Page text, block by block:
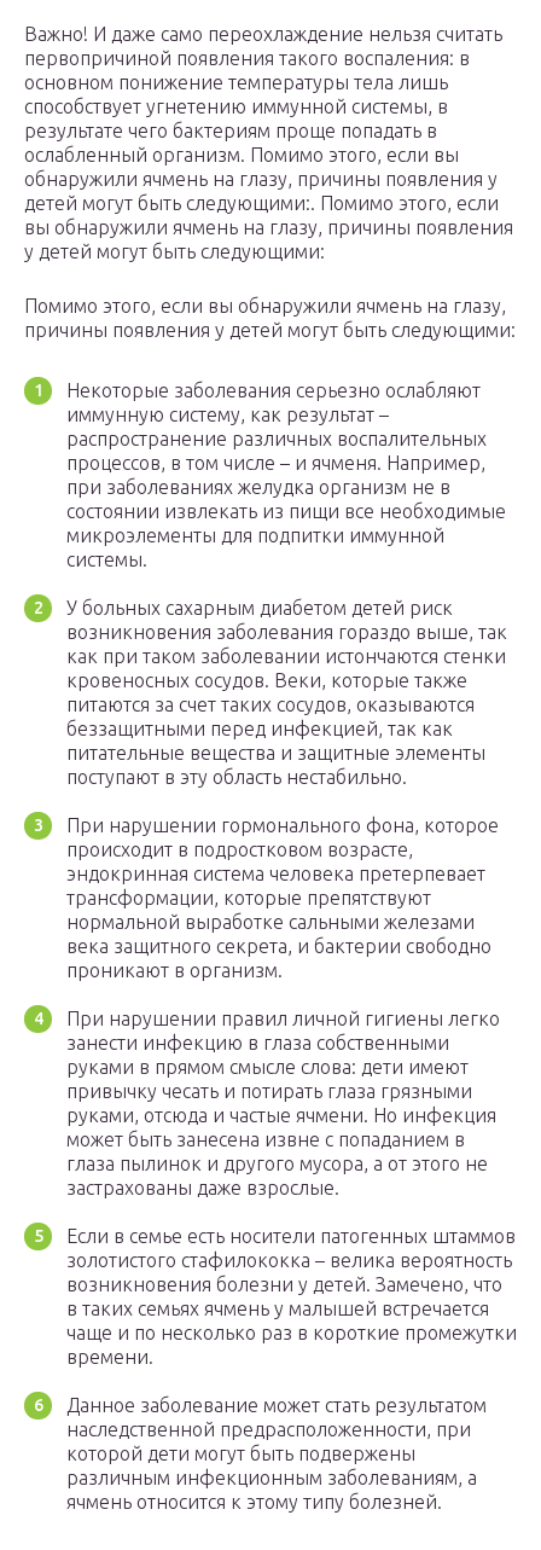
Важно! И даже само переохлаждение нельзя считать
первопричиной появления такого воспаления: в
основном понижение температуры тела лишь
способствует угнетению иммунной системы, в
результате чего бактериям проще попадать в
ослабленный организм. Помимо этого, если вы
обнаружили ячмень на глазу, причины появления у
детей могут быть следующими:. Помимо этого, если
вы обнаружили ячмень на глазу, причины появления
у детей могут быть следующими:
Помимо этого, если вы обнаружили ячмень на глазу,
причины появления у детей могут быть следующими:
Некоторые заболевания серьезно ослабляют
иммунную систему, как результат –
распространение различных воспалительных
процессов, в том числе – и ячменя. Например,
при заболеваниях желудка организм не в
состоянии извлекать из пищи все необходимые
микроэлементы для подпитки иммунной
системы.
У больных сахарным диабетом детей риск
возникновения заболевания гораздо выше, так
как при таком заболевании истончаются стенки
кровеносных сосудов. Веки, которые также
питаются за счет таких сосудов, оказываются
беззащитными перед инфекцией, так как
питательные вещества и защитные элементы
поступают в эту область нестабильно.
При нарушении гормонального фона, которое
происходит в подростковом возрасте,
эндокринная система человека претерпевает
трансформации, которые препятствуют
нормальной выработке сальными железами
века защитного секрета, и бактерии свободно
проникают в организм.
При нарушении правил личной гигиены легко
занести инфекцию в глаза собственными
руками в прямом смысле слова: дети имеют
привычку чесать и потирать глаза грязными
руками, отсюда и частые ячмени. Но инфекция
может быть занесена извне с попаданием в
глаза пылинок и другого мусора, а от этого не
застрахованы даже взрослые.
Если в семье есть носители патогенных штаммов
золотистого стафилококка – велика вероятность
возникновения болезни у детей. Замечено, что
в таких семьях ячмень у малышей встречается
чаще и по несколько раз в короткие промежутки
времени.
Данное заболевание может стать результатом
наследственной предрасположенности, при
которой дети могут быть подвержены
различным инфекционным заболеваниям, а
ячмень относится к этому типу болезней.